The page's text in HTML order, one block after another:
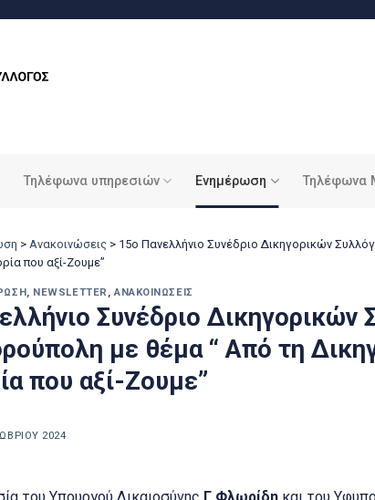
Τηλέφωνα υπηρεσιών Ενημέρωση Τηλέφωνα
> Ανακοινώσεις > 15ο Πανελλήνιο Συνέδριο Δικηγορικών
που αξί-Ζουμε”
, NEWSLETTER ,ΑΝΑΚΟΙΝΏΣΕΙΣ
Συνέδριο Δικηγορικών
με θέμα “ Από τη
που αξί-Ζουμε”
2024